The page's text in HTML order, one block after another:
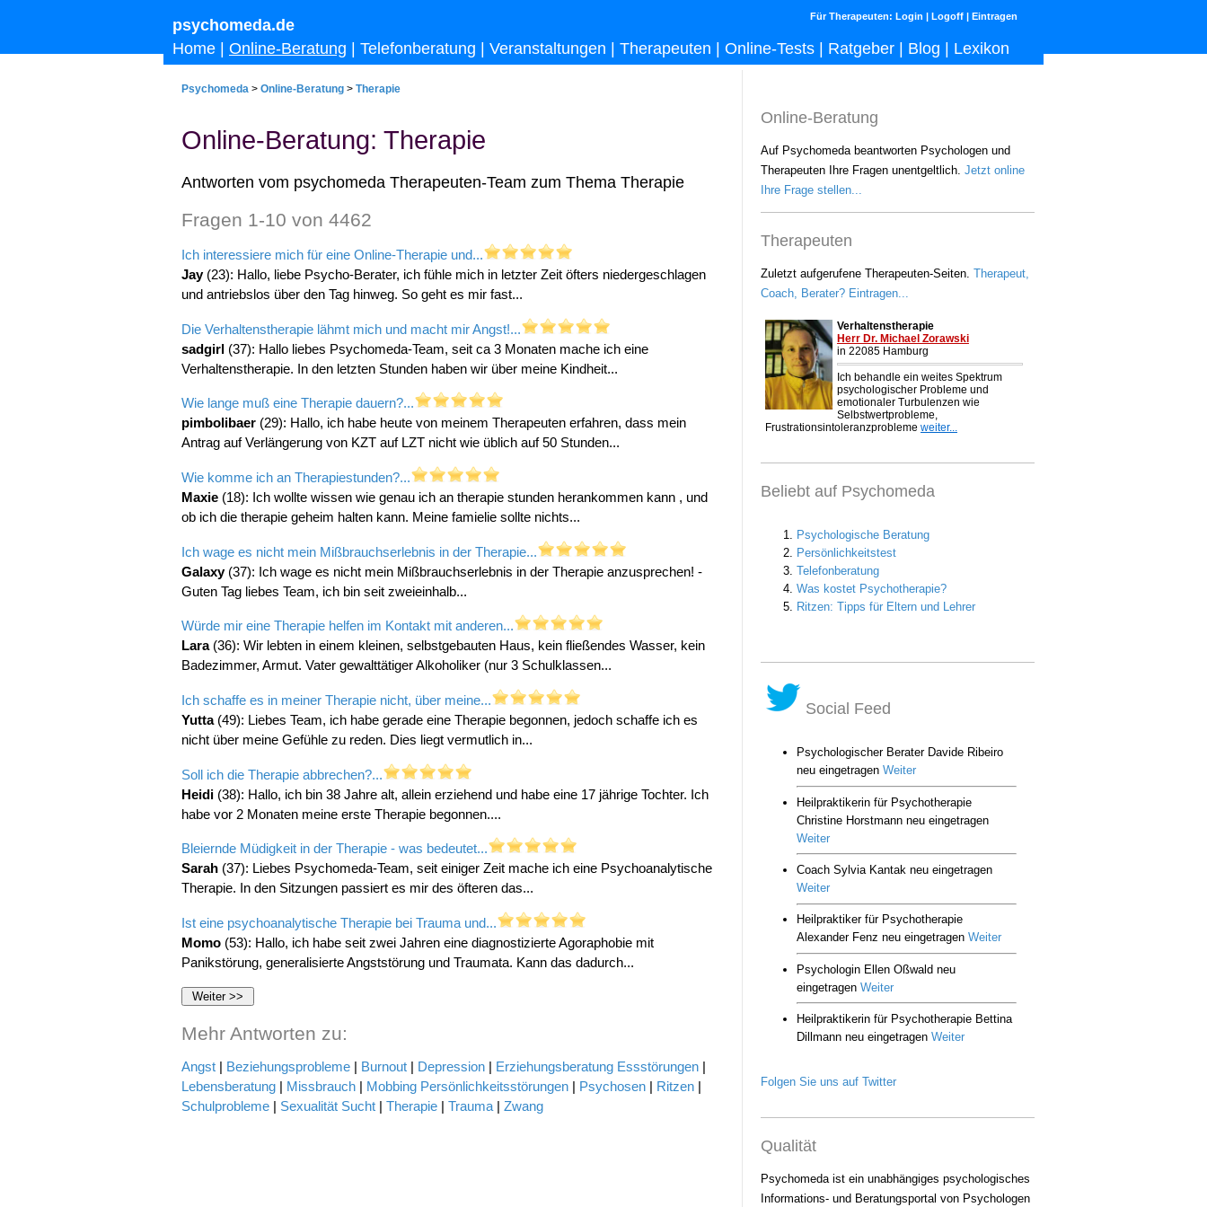
Für Therapeuten: Login | Logoff | Eintragen
psychomeda.de
Home
Online-Beratung Telefonberatung Veranstaltungen Therapeuten Online-Tests Ratgeber Blog Lexikon
Psychomeda > Online-Beratung > Therapie
Online-Beratung: Therapie
Antworten vom psychomeda Therapeuten-Team zum Thema Therapie
Fragen 1-10 von 4462
Ich interessiere mich für eine Online-Therapie und...
Jay(23): Hallo, liebe Psycho-Berater, ich fühle mich in letzter Zeit öfters niedergeschlagen
und antriebslos über den Tag hinweg. So geht es mir fast...
Die Verhaltenstherapie lähmt mich und macht mir Angst!...
sadgirl (37): Hallo liebes Psychomeda-Team, seit ca 3 Monaten mache ich eine
Verhaltenstherapie. In den letzten Stunden haben wir über meine Kindheit...
Wie lange muß eine Therapie dauern?...
pimbolibaer (29): Hallo, ich habe heute von meinem Therapeuten erfahren, dass mein
Antrag auf Verlängerung von KZT auf LZT nicht wie üblich auf 50 Stunden...
Wie komme ich an Therapiestunden?...
Maxie (18): Ich wollte wissen wie genau ich an therapie stunden herankommen kann , und
ob ich die therapie geheim halten kann. Meine famielie sollte nichts...
Ich wage es nicht mein Mißbrauchserlebnis in der Therapie...
Galaxy(37): Ich wage es nicht mein Mißbrauchserlebnis in der Therapie anzusprechen! -
Guten Tag liebes Team, ich bin seit zweieinhalb...
Würde mir eine Therapie helfen im Kontakt mit anderen...
Lara(36): Wir lebten in einem kleinen, selbstgebauten Haus, kein fließendes Wasser, kein
Badezimmer, Armut. Vater gewalttätiger Alkoholiker (nur 3 Schulklassen...
Ich schaffe es in meiner Therapie nicht, über meine...
Yutta(49): Liebes Team, ich habe gerade eine Therapie begonnen, jedoch schaffe ich es
nicht über meine Gefühle zu reden. Dies liegt vermutlich in...
Soll ich die Therapie abbrechen?...
Heidi (38): Hallo, ich bin 38 Jahre alt, allein erziehend und habe eine 17 jährige Tochter. Ich
habe vor 2 Monaten meine erste Therapie begonnen....
Bleiernde Müdigkeit in der Therapie - was bedeutet...
Sarah (37): Liebes Psychomeda-Team, seit einiger Zeit mache ich eine Psychoanalytische
Therapie. In den Sitzungen passiert es mir des öfteren das...
Ist eine psychoanalytische Therapie bei Trauma und...
Momo (53): Hallo, ich habe seit zwei Jahren eine diagnostizierte Agoraphobie mit
Panikstörung, generalisierte Angststörung und Traumata. Kann das dadurch...
Mehr Antworten zu:
Angst | Beziehungsprobleme | Burnout | Depression | Erziehungsberatung Essstörungen |
Lebensberatung | Missbrauch | Mobbing Persönlichkeitsstörungen | Psychosen | Ritzen |
Schulprobleme | Sexualität Sucht | Therapie | Trauma | Zwang
Online-Beratung
Auf Psychomeda beantworten Psychologen und
Therapeuten Ihre Fragen unentgeltlich. Jetzt online
Ihre Frage stellen...
Therapeuten
Zuletzt aufgerufene Therapeuten-Seiten. Therapeut,
Coach, Berater? Eintragen...
Beliebt auf Psychomeda
Social Feed
Folgen Sie uns auf Twitter
Qualität
Psychomeda ist ein unabhängiges psychologisches
Informations- und Beratungsportal von Psychologen